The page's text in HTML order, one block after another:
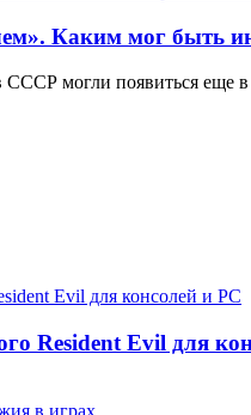
Каким мог быть
могли появиться еще
Resident Evil для